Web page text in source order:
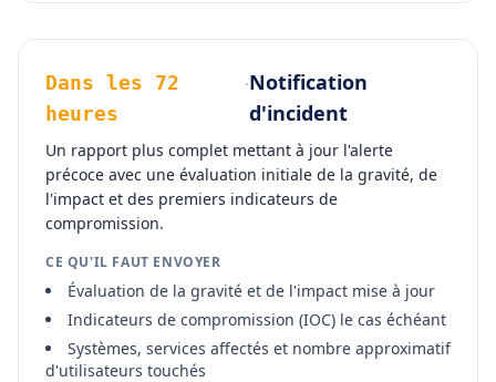
Dans les 72
heures
·Notification
d'incident
Un rapport plus complet mettant à jour l'alerte
précoce avec une évaluation initiale de la gravité, de
l'impact et des premiers indicateurs de
compromission.
CE QU'IL FAUT ENVOYER
Évaluation de la gravité et de l'impact mise à jour
Indicateurs de compromission (IOC) le cas échéant
Systèmes, services affectés et nombre approximatif
d'utilisateurs touchés